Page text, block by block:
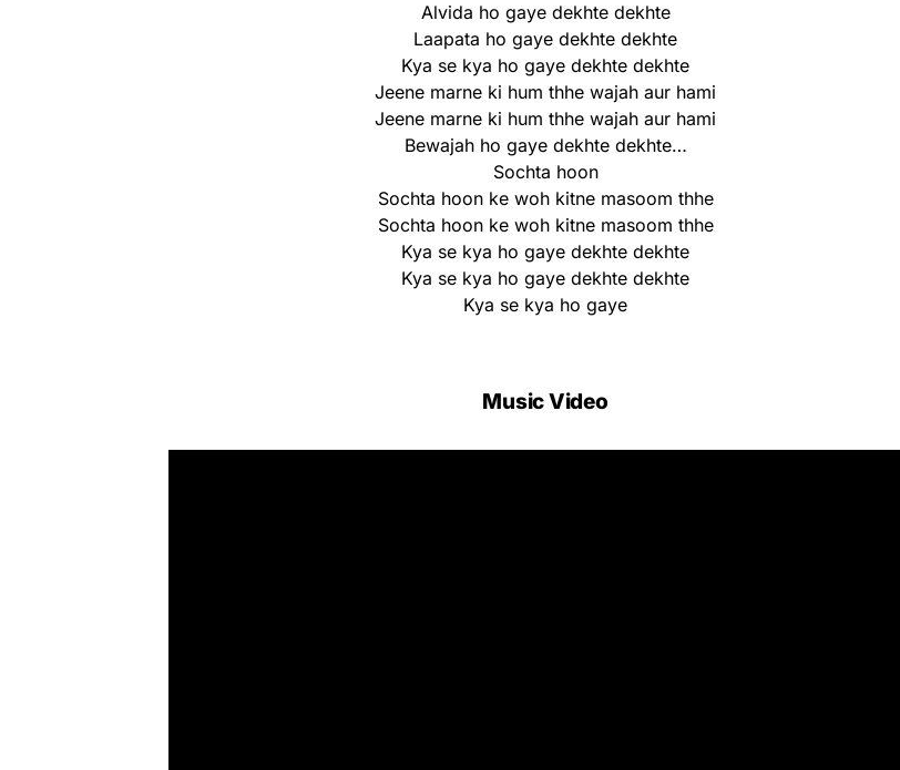
Alvida ho gaye dekhte dekhte
Laapata ho gaye dekhte dekhte
Kya se kya ho gaye dekhte dekhte
Jeene marne ki hum thhe wajah aur hami
Jeene marne ki hum thhe wajah aur hami
Bewajah ho gaye dekhte dekhte…
Sochta hoon
Sochta hoon ke woh kitne masoom thhe
Sochta hoon ke woh kitne masoom thhe
Kya se kya ho gaye dekhte dekhte
Kya se kya ho gaye dekhte dekhte
Kya se kya ho gaye
Music Video